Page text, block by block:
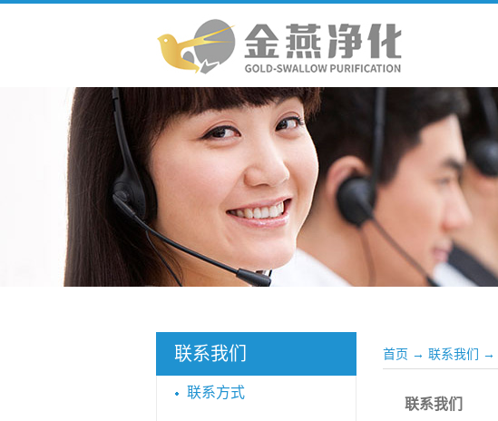
联系我们
联系方式
首页 → 联系我们 →
联系我们